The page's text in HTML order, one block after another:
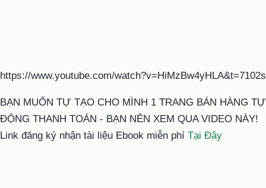
https://www.youtube.com/watch?v=HiMzBw4yHLA&t=7102s
BẠN MUỐN TỰ TẠO CHO MÌNH 1 TRANG BÁN HÀNG TỰ
ĐỘNG THANH TOÁN - BẠN NÊN XEM QUA VIDEO NÀY!
Link đăng ký nhận tài liệu Ebook miễn phí Tại Đây